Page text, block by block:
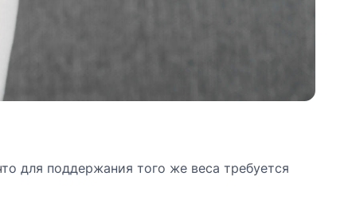
для поддержания того же веса требуется